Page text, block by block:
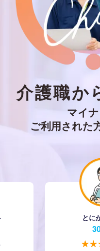
介護職か
マイ
ご利用された
とに